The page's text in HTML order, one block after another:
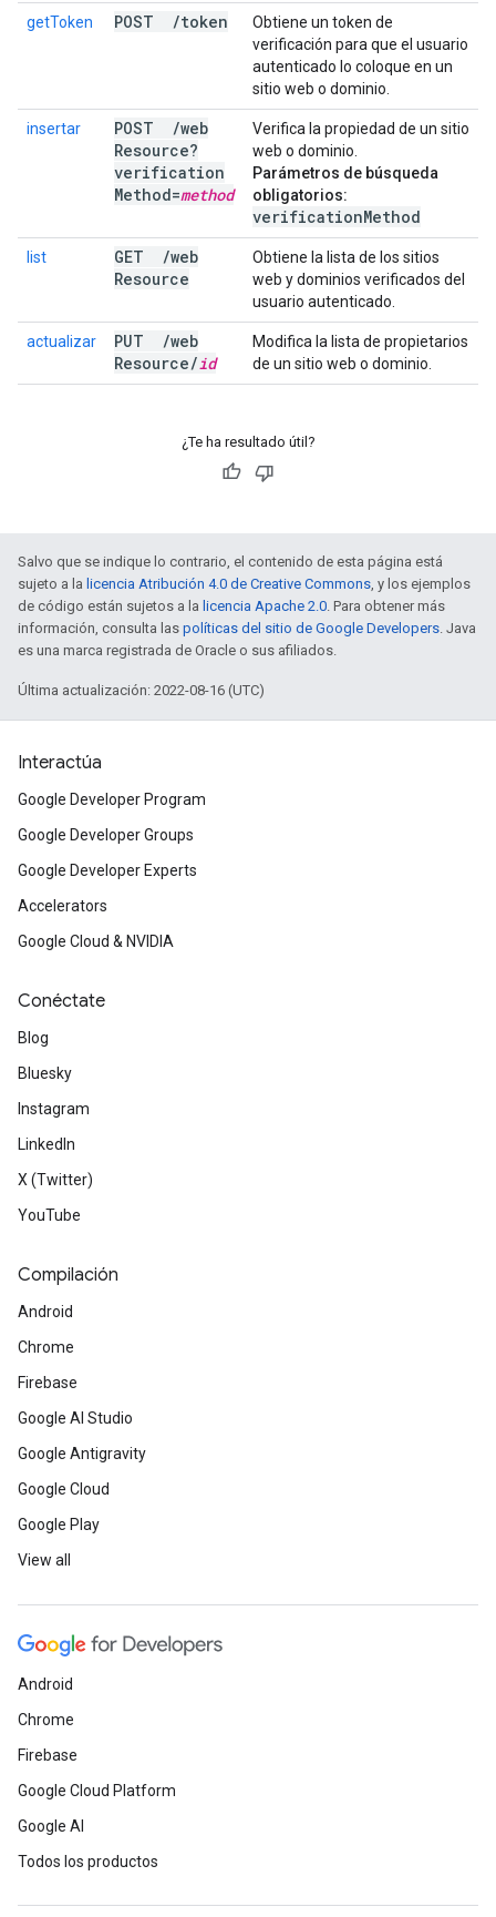
getToken POST /token
Obtiene un token de
verificación para que el usuario
autenticado lo coloque en un
sitio web o dominio.
insertar POST /web
Resource?
verification
Method=method
Verifica la propiedad de un sitio
web o dominio.
Parámetros de búsqueda
obligatorios:
verificationMethod
list GET /web
Resource
Obtiene la lista de los sitios
web y dominios verificados del
usuario autenticado.
actualizar PUT /web
Resource/id
Modifica la lista de propietarios
de un sitio web o dominio.
¿Te ha resultado útil?
Salvo que se indique lo contrario, el contenido de esta página está
sujeto a la licencia Atribución 4.0 de Creative Commons, y los ejemplos
de código están sujetos a la licencia Apache 2.0. Para obtener más
información, consulta las políticas del sitio de Google Developers. Java
es una marca registrada de Oracle o sus afiliados.
Última actualización: 2022-08-16 (UTC)
Interactúa
Google Developer Program
Google Developer Groups
Google Developer Experts
Accelerators
Google Cloud & NVIDIA
Conéctate
Blog
Bluesky
Instagram
LinkedIn
X (Twitter)
YouTube
Compilación
Android
Chrome
Firebase
Google AI Studio
Google Antigravity
Google Cloud
Google Play
View all
Android
Chrome
Firebase
Google Cloud Platform
Google AI
Todos los productos